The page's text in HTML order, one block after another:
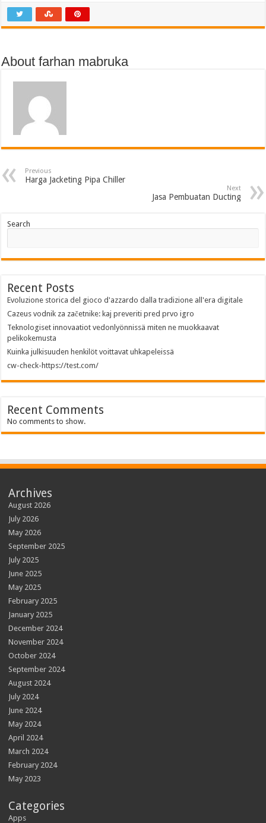
About farhan mabruka
Previous
Harga Jacketing Pipa Chiller
Next
Jasa Pembuatan Ducting
Search
Recent Posts
Evoluzione storica del gioco d'azzardo dalla tradizione all'era digitale
Cazeus vodnik za začetnike: kaj preveriti pred prvo igro
Teknologiset innovaatiot vedonlyönnissä miten ne muokkaavat
pelikokemusta
Kuinka julkisuuden henkilöt voittavat uhkapeleissä
cw-check-https://test.com/
Recent Comments
No comments to show.
Archives
August 2026
July 2026
May 2026
September 2025
July 2025
June 2025
May 2025
February 2025
January 2025
December 2024
November 2024
October 2024
September 2024
August 2024
July 2024
June 2024
May 2024
April 2024
March 2024
February 2024
May 2023
Categories
Apps